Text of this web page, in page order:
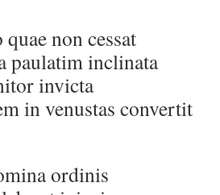
non cessat
paulatim inclinata
invicta
in venustas convertit
ordinis